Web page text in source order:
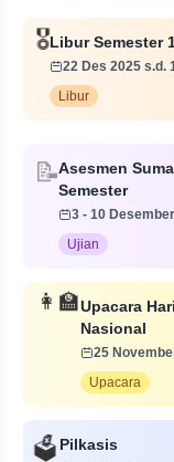
🎖️Libur Semester
22 Des 2025 s.d.
Libur
📝Asesmen
Semester
3 - 10
Ujian
👩‍🏫Upacara
Nasional
25
Upacara
🗳️ Pilkasis